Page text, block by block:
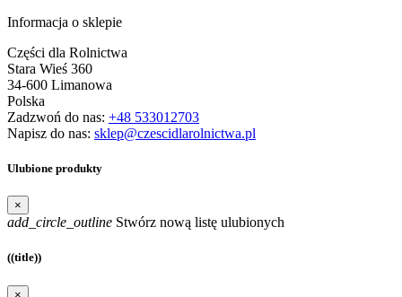
Informacja o sklepie
Części dla Rolnictwa
Stara Wieś 360
34-600 Limanowa
Polska
Zadzwoń do nas: +48 533012703
Napisz do nas: sklep@czescidlarolnictwa.pl
Ulubione produkty
×
add_circle_outline Stwórz nową listę ulubionych
((title))